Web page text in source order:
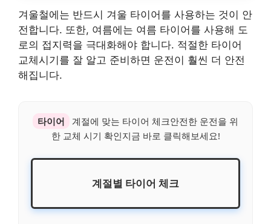
겨울철에는 반드시 겨울 타이어를 사용하는 것이 안
전합니다. 또한, 여름에는 여름 타이어를 사용해 도
로의 접지력을 극대화해야 합니다. 적절한 타이어
교체시기를 잘 알고 준비하면 운전이 훨씬 더 안전
해집니다.
타이어
계절에 맞는 타이어 체크안전한 운전을 위
한 교체 시기 확인지금 바로 클릭해보세요!
계절별 타이어 체크